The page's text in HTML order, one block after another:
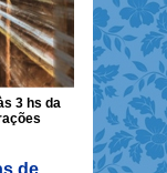
3 hs da